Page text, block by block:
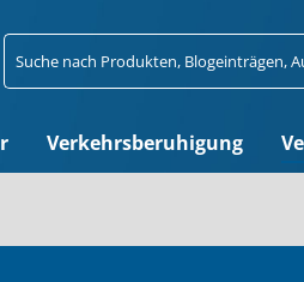
Verkehrsberuhigung